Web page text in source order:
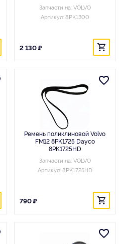
Запчасти на: VOLVO
Артикул: 8PK1300
2 130 ₽
Ремень поликлиновой Volvo
FM12 8PK1725 Dayco
8PK1725HD
Запчасти на: VOLVO
Артикул: 8PK1725HD
790 ₽